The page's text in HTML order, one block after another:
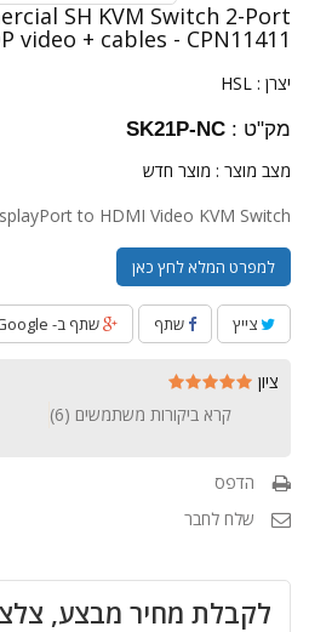
SH KVM Switch 2-Port
video + cables - CPN11411
יצרן : HSL
מק"ט : SK21P-NC
מצב מוצר : מוצר חדש
to HDMI Video KVM Switch
למפרט המלא לחץ כאן
צייץ שתף שתף ב- Google
ציון
קרא ביקורות משתמשים (6
)
הדפס
שלח לחבר